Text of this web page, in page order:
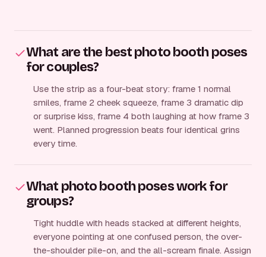
What are the best photo booth poses
for couples?
Use the strip as a four-beat story: frame 1 normal
smiles, frame 2 cheek squeeze, frame 3 dramatic dip
or surprise kiss, frame 4 both laughing at how frame 3
went. Planned progression beats four identical grins
every time.
What photo booth poses work for
groups?
Tight huddle with heads stacked at different heights,
everyone pointing at one confused person, the over-
the-shoulder pile-on, and the all-scream finale. Assign